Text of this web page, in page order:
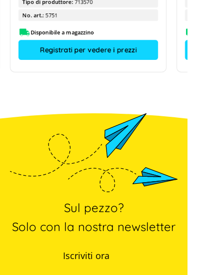
Tipo di produttore: 713570
No. art.: 5751
Disponibile a magazzino
Registrati per vedere i prezzi
Sul pezzo?
Solo con la nostra newsletter
Iscriviti ora